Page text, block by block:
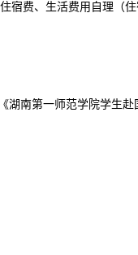
宿费、生活费用自理（
湖南第一师范学院学生